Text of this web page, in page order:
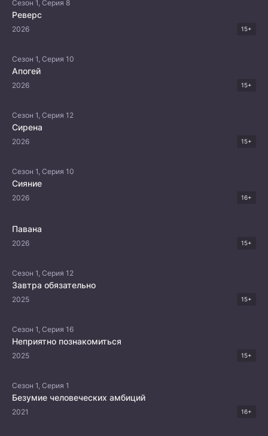
Сезон 1, Серия 8
Реверс
2026 15+
Сезон 1, Серия 10
Апогей
2026 15+
Сезон 1, Серия 12
Сирена
2026 15+
Сезон 1, Серия 10
Сияние
2026 16+
Павана
2026 15+
Сезон 1, Серия 12
Завтра обязательно
2025 15+
Сезон 1, Серия 16
Неприятно познакомиться
2025 15+
Сезон 1, Серия 1
Безумие человеческих амбиций
2021 16+